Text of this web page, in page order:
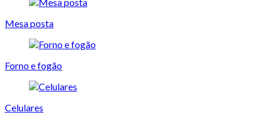
Mesa posta
Forno e fogão
Celulares